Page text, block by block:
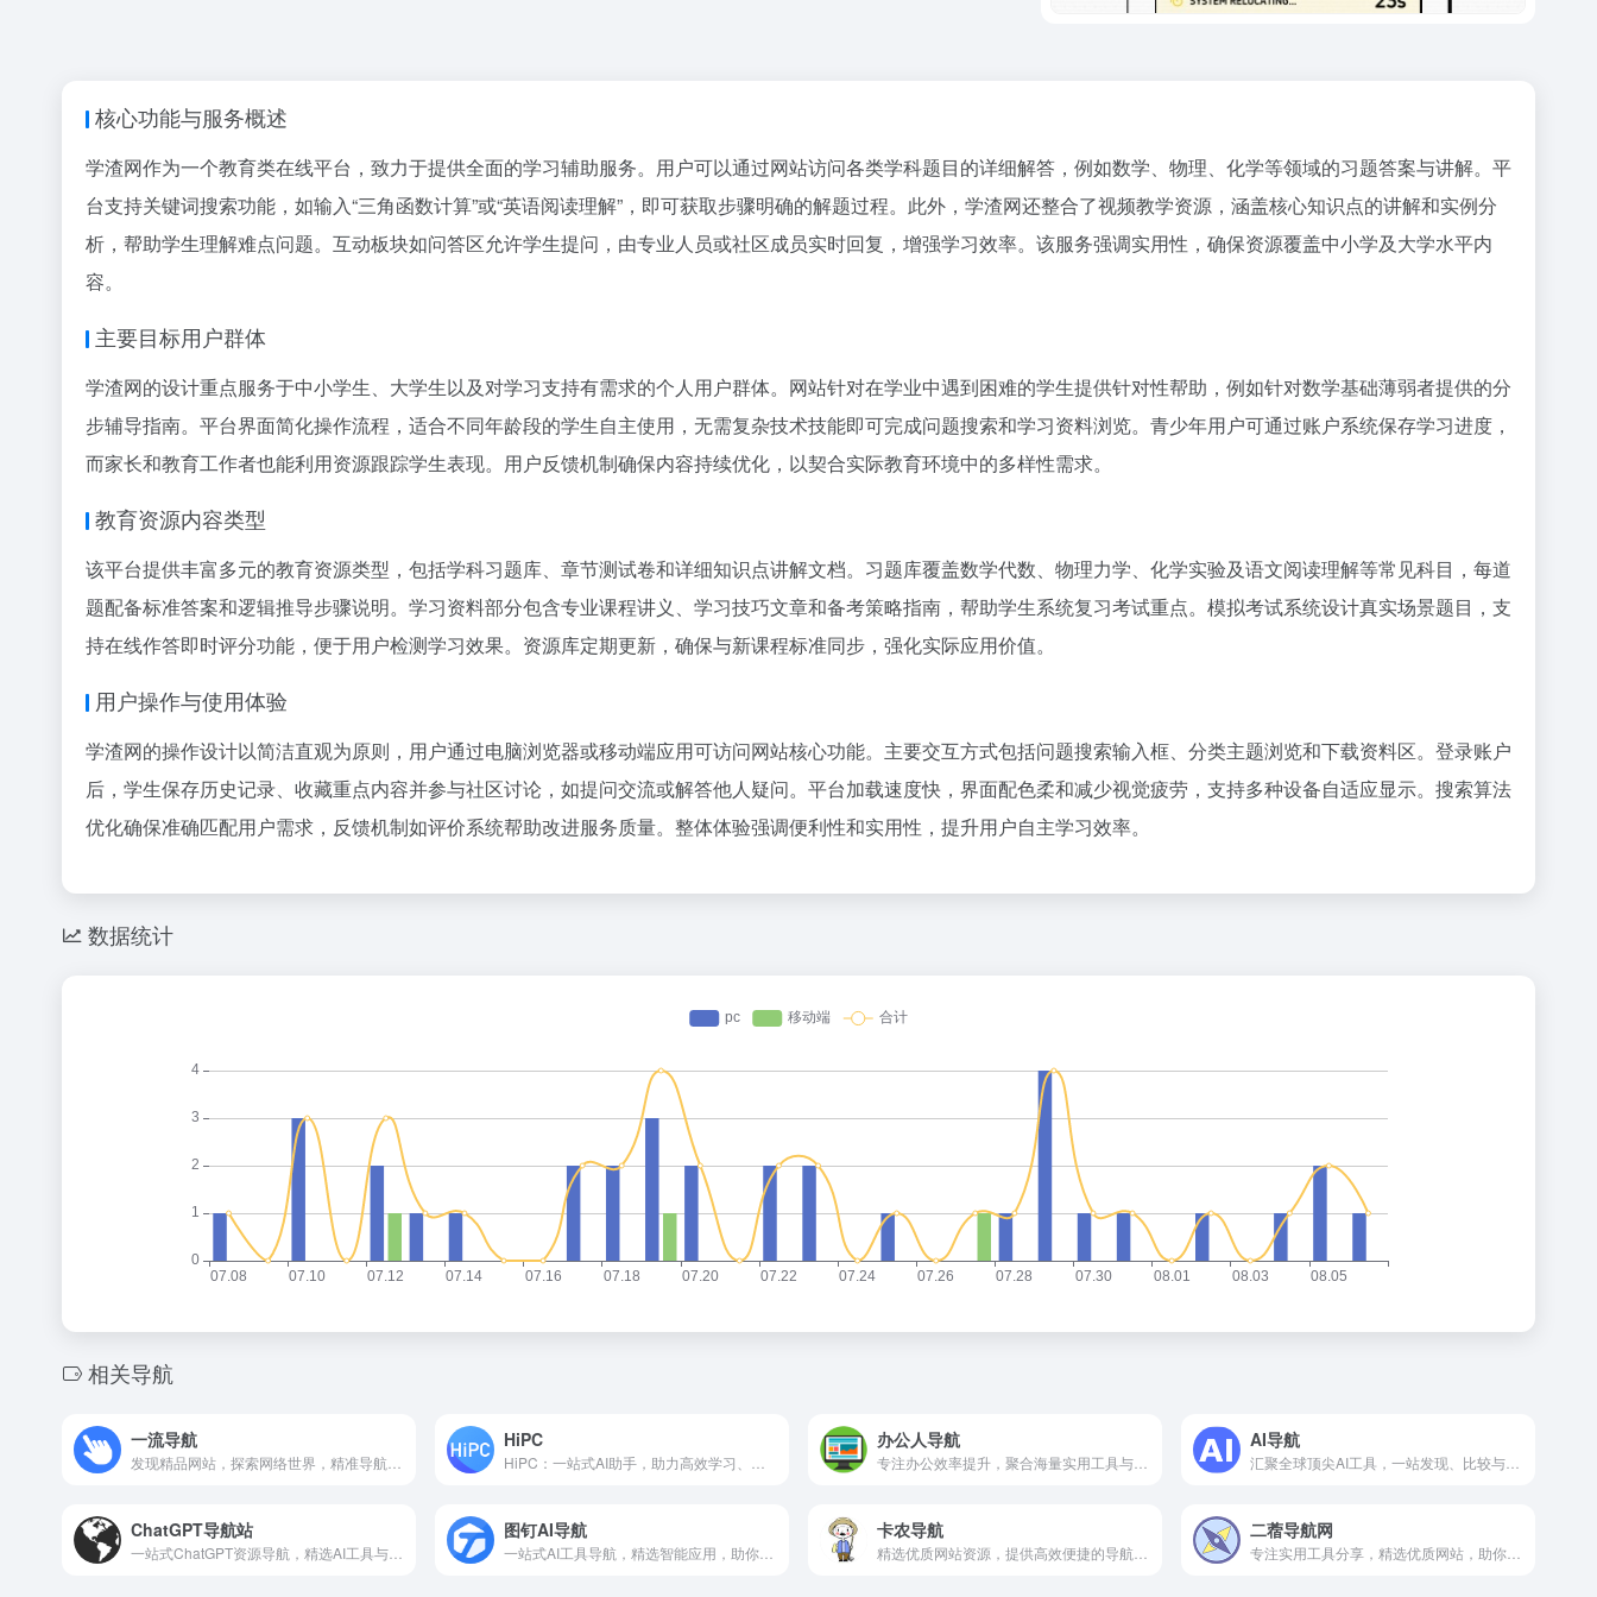
核心功能与服务概述
学渣网作为一个教育类在线平台，致力于提供全面的学习辅助服务。用户可以通过网站访问各类学科题目的详细解答，例如数学、物理、化学等领域的习题答案与讲解。平
台支持关键词搜索功能，如输入“三角函数计算”或“英语阅读理解”，即可获取步骤明确的解题过程。此外，学渣网还整合了视频教学资源，涵盖核心知识点的讲解和实例分
析，帮助学生理解难点问题。互动板块如问答区允许学生提问，由专业人员或社区成员实时回复，增强学习效率。该服务强调实用性，确保资源覆盖中小学及大学水平内
容。
主要目标用户群体
学渣网的设计重点服务于中小学生、大学生以及对学习支持有需求的个人用户群体。网站针对在学业中遇到困难的学生提供针对性帮助，例如针对数学基础薄弱者提供的分
步辅导指南。平台界面简化操作流程，适合不同年龄段的学生自主使用，无需复杂技术技能即可完成问题搜索和学习资料浏览。青少年用户可通过账户系统保存学习进度，
而家长和教育工作者也能利用资源跟踪学生表现。用户反馈机制确保内容持续优化，以契合实际教育环境中的多样性需求。
教育资源内容类型
该平台提供丰富多元的教育资源类型，包括学科习题库、章节测试卷和详细知识点讲解文档。习题库覆盖数学代数、物理力学、化学实验及语文阅读理解等常见科目，每道
题配备标准答案和逻辑推导步骤说明。学习资料部分包含专业课程讲义、学习技巧文章和备考策略指南，帮助学生系统复习考试重点。模拟考试系统设计真实场景题目，支
持在线作答即时评分功能，便于用户检测学习效果。资源库定期更新，确保与新课程标准同步，强化实际应用价值。
用户操作与使用体验
学渣网的操作设计以简洁直观为原则，用户通过电脑浏览器或移动端应用可访问网站核心功能。主要交互方式包括问题搜索输入框、分类主题浏览和下载资料区。登录账户
后，学生保存历史记录、收藏重点内容并参与社区讨论，如提问交流或解答他人疑问。平台加载速度快，界面配色柔和减少视觉疲劳，支持多种设备自适应显示。搜索算法
优化确保准确匹配用户需求，反馈机制如评价系统帮助改进服务质量。整体体验强调便利性和实用性，提升用户自主学习效率。
数据统计
相关导航
一流导航 HiPC 办公人导航 AI导航
ChatGPT导航站 图钉AI导航 卡农导航 二蓿导航网